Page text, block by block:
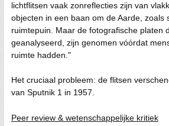
lichtflitsen vaak zonreflecties zijn van
objecten in een baan om de Aarde, zoals
ruimtepuin. Maar de fotografische platen
geanalyseerd, zijn genomen vóórdat
ruimte hadden."
Het cruciaal probleem: de flitsen
van Sputnik 1 in 1957.
Peer review & wetenschappelijke kritiek